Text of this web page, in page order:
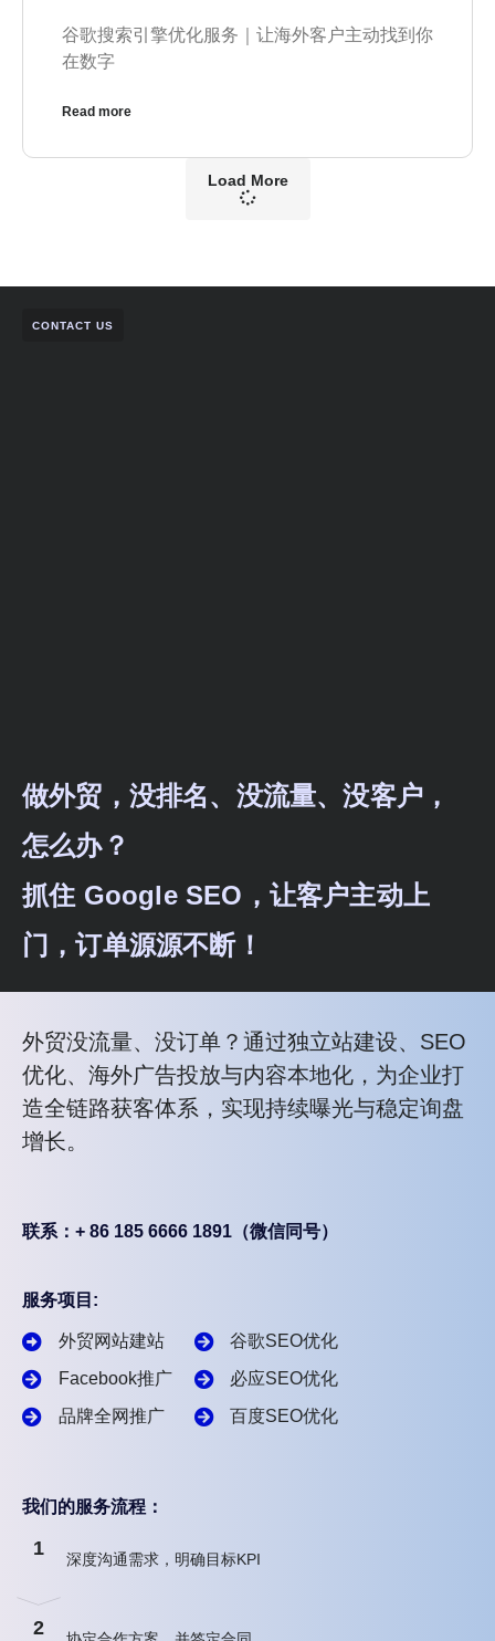
谷歌搜索引擎优化服务｜让海外客户主动找到你
在数字
Read more
Load More
CONTACT US
做外贸，没排名、没流量、没客户，
怎么办？
抓住 Google SEO，让客户主动上
门，订单源源不断！
外贸没流量、没订单？通过独立站建设、SEO
优化、海外广告投放与内容本地化，为企业打
造全链路获客体系，实现持续曝光与稳定询盘
增长。
联系：+ 86 185 6666 1891（微信同号）
服务项目:
外贸网站建站
Facebook推广
品牌全网推广
谷歌SEO优化
必应SEO优化
百度SEO优化
我们的服务流程：
1
深度沟通需求，明确目标KPI
2